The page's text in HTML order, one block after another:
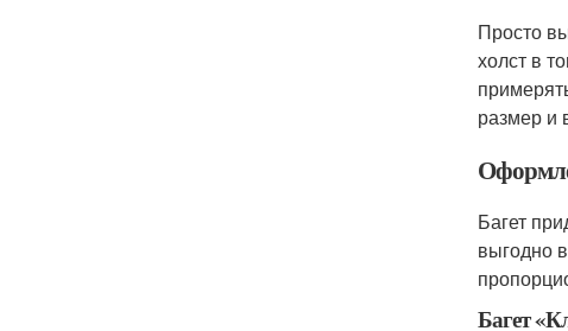
Просто
холст в
размер и
Багет
выгодно
Багет